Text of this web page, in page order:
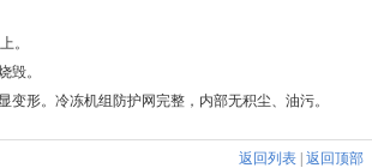
。
毁。
形。冷冻机组防护网完整，内部无积尘、油污。
返回列表 返回顶部